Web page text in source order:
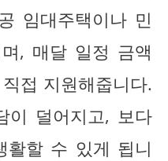
임대주택이나 민
, 매달 일정 금액
접 지원해줍니다.
이 덜어지고, 보다
활할 수 있게 됩니